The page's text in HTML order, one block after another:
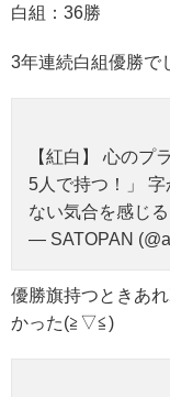
白組：36勝
3年連続白組優勝で
【紅白】 心のプ
5人で持つ！」
ない気合を感じる
— SATOPAN
優勝旗持つときあ
かった(≧▽≦)